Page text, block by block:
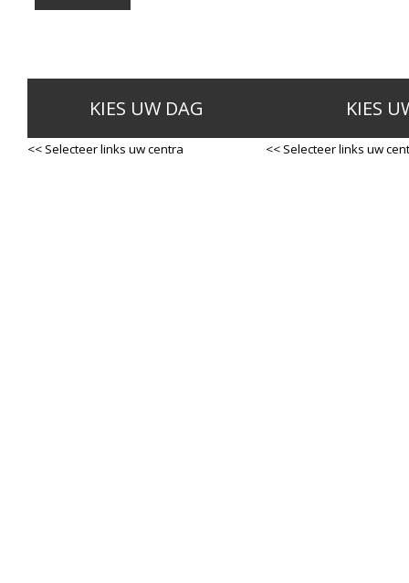
KIES UW DAG
<< Selecteer links uw centra
KIES
<< Selecteer links uw